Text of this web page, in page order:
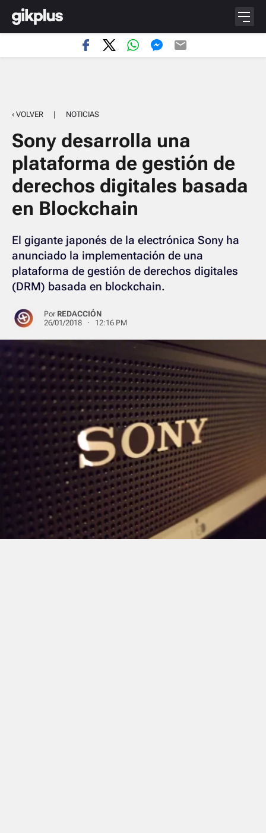
‹ VOLVER | NOTICIAS
Sony desarrolla una
plataforma de gestión de
derechos digitales basada
en Blockchain
El gigante japonés de la electrónica Sony ha
anunciado la implementación de una
plataforma de gestión de derechos digitales
(DRM) basada en blockchain.
Por REDACCIÓN
26/01/2018 · 12:16 PM